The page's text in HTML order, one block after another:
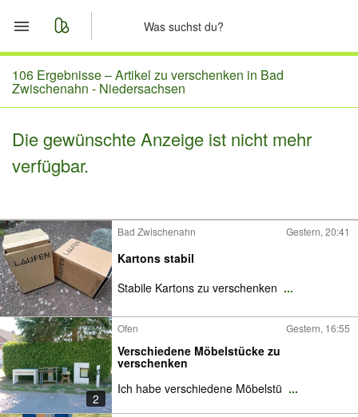
Start
Merkliste
Nachrichten
106 Ergebnisse –Artikel zu verschenken in Bad
Zwischenahn - Niedersachsen
Die gewünschte Anzeige ist nicht mehr
verfügbar.
Bad Zwischenahn Gestern, 20:41
Kartons stabil
Stabile Kartons zu verschenken ...
2
Ofen Gestern, 16:55
Verschiedene Möbelstücke zu
verschenken
Ich habe verschiedene Möbelstü ...